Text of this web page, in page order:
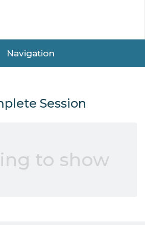
Navigation
Session
to show